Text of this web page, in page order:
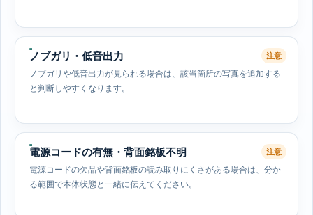
ノブガリ・低音出力 注意
ノブガリや低音出力が見られる場合は、該当箇所の写真を追加する
と判断しやすくなります。
電源コードの有無・背面銘板不明 注意
電源コードの欠品や背面銘板の読み取りにくさがある場合は、分か
る範囲で本体状態と一緒に伝えてください。